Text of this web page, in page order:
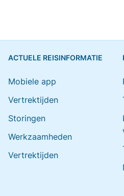
ACTUELE REISINFORMATIE
Mobiele app
Vertrektijden
Storingen
Werkzaamheden
Vertrektijden